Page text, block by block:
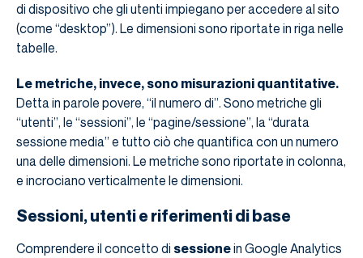
di dispositivo che gli utenti impiegano per accedere al sito
(come “desktop”). Le dimensioni sono riportate in riga nelle
tabelle.
Le metriche, invece, sono misurazioni quantitative.
Detta in parole povere, “il numero di”. Sono metriche gli
“utenti”, le “sessioni”, le “pagine/sessione”, la “durata
sessione media” e tutto ciò che quantifica con un numero
una delle dimensioni. Le metriche sono riportate in colonna,
e incrociano verticalmente le dimensioni.
Sessioni, utenti e riferimenti di base
Comprendere il concetto di sessionein Google Analytics